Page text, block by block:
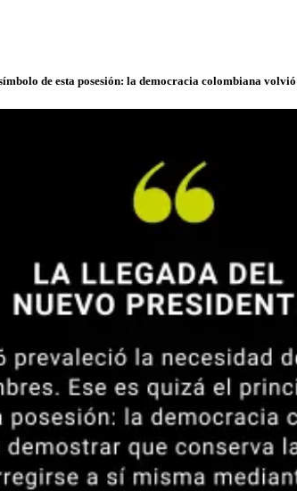
de esta posesión: la democracia colombiana